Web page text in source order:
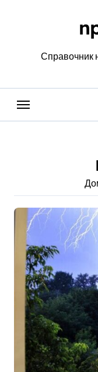
Справочник